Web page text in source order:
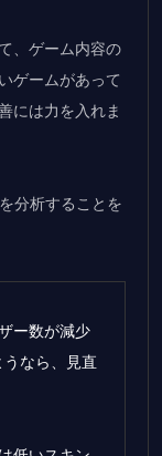
、ゲーム内容の
ゲームがあって
には力を入れま
分析することを
ー数が減少
なら、見直